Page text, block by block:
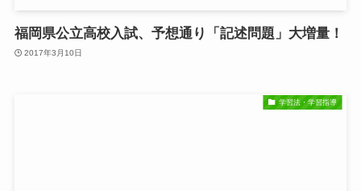
福岡県公立高校入試、予想通り「記述問題」大増量！
2017年3月10日
学習法・学習指導